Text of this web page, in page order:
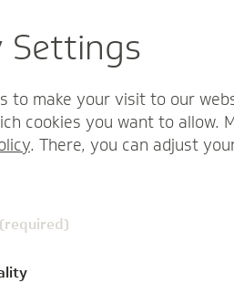
Settings
to make your visit to our
cookies you want to allow.
. There, you can adjust